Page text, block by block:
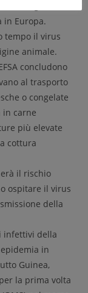
in Europa.
tempo il virus
animale.
concludono
al trasporto
o congelate
in carne
più elevate
cottura
il rischio
ospitare il virus
della
infettivi della
in
Guinea,
la prima volta